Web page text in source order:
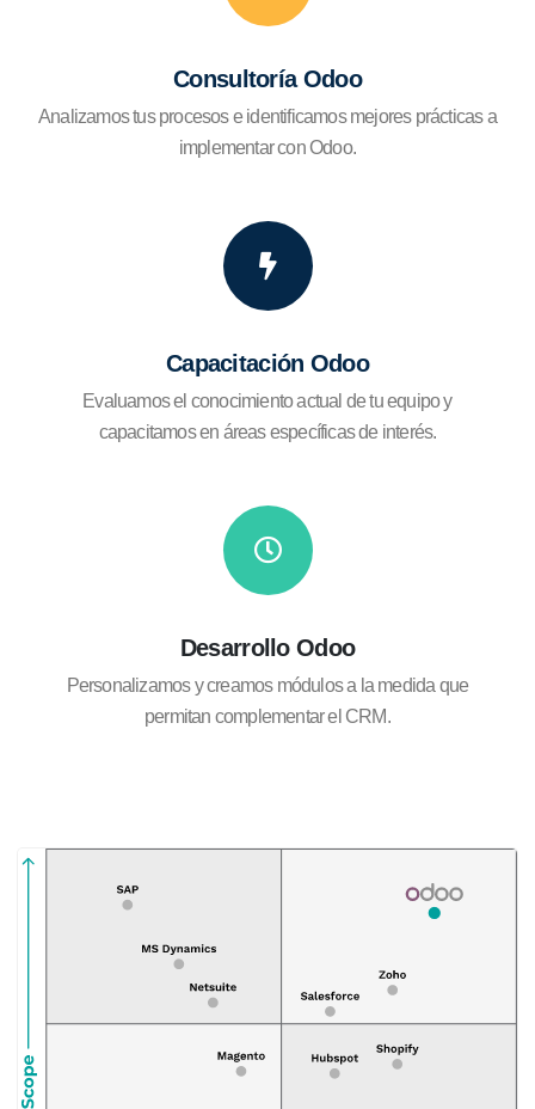
Consultoría Odoo
Analizamos tus procesos e identificamos mejores prácticas a
implementar con Odoo.
Capacitación Odoo
Evaluamos el conocimiento actual de tu equipo y
capacitamos en áreas específicas de interés.
Desarrollo Odoo
Personalizamos y creamos módulos a la medida que
permitan complementar el CRM.